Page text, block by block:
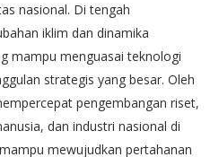
nasional. Di tengah
iklim dan dinamika
mampu menguasai teknologi
strategis yang besar. Oleh
pengembangan riset,
dan industri nasional di
mewujudkan pertahanan